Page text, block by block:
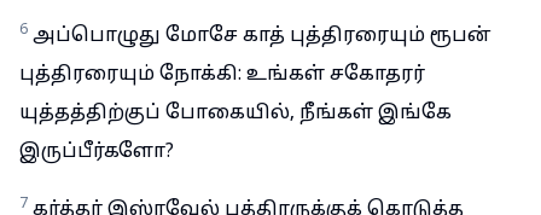
6 அப்பொழுது மோசே காத் புத்திரரையும் ரூபன்
புத்திரரையும் நோக்கி: உங்கள் சகோதரர்
யுத்தத்திற்குப் போகையில், நீங்கள் இங்கே
இருப்பீர்களோ?
7 கர்த்தர் இஸ்ரவேல் புத்திரருக்குக் கொடுத்த